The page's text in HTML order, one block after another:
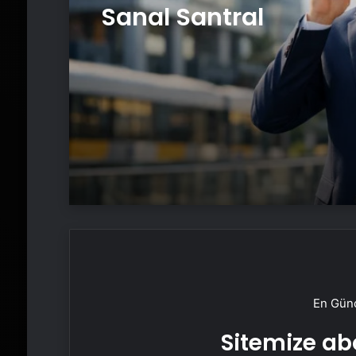
Sanal Santral
En
Sitemize